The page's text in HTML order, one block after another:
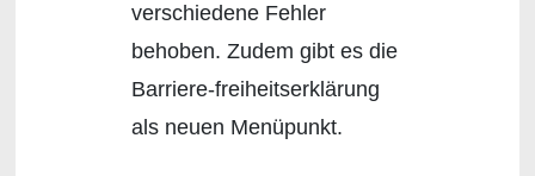
verschiedene Fehler
behoben. Zudem gibt es die
Barriere-freiheitserklärung
als neuen Menüpunkt.